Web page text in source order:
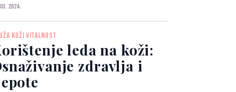
popularnošću, Vitamin C se
upoređuje s retinolom. Vitamin C
kož...
2024.
KOŽI VITALNOST
leda na koži:
zdravlja i